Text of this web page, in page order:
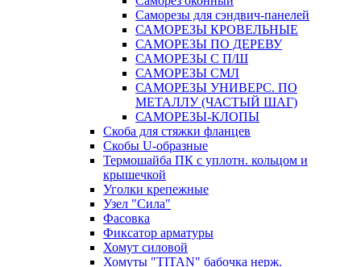
Саморезы для сэндвич-панелей
САМОРЕЗЫ КРОВЕЛЬНЫЕ
САМОРЕЗЫ ПО ДЕРЕВУ
САМОРЕЗЫ С П/Ш
САМОРЕЗЫ СМЛ
САМОРЕЗЫ УНИВЕРС. ПО
МЕТАЛЛУ (ЧАСТЫЙ ШАГ)
САМОРЕЗЫ-КЛОПЫ
Скоба для стяжки фланцев
Скобы U-образные
Термошайба ПК с уплотн. кольцом и
крышечкой
Уголки крепежные
Узел "Сила"
Фасовка
Фиксатор арматуры
Хомут силовой
Хомуты "TITAN" бабочка нерж.